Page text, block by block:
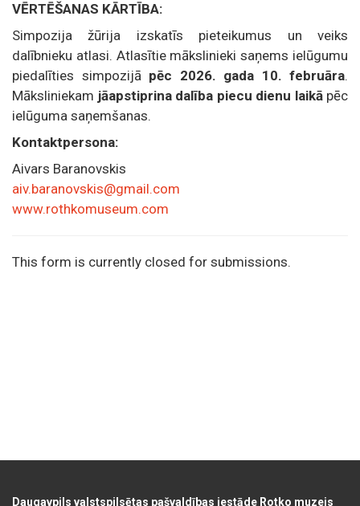
VĒRTĒŠANAS KĀRTĪBA:
Simpozija žūrija izskatīs pieteikumus un veiks
dalībnieku atlasi. Atlasītie mākslinieki saņems ielūgumu
piedalīties simpozijāpēc 2026. gada 10. februāra.
Māksliniekam jāapstiprina dalība piecu dienu laikāpēc
ielūguma saņemšanas.
Kontaktpersona:
Aivars Baranovskis
aiv.baranovskis@gmail.com
www.rothkomuseum.com
This form is currently closed for submissions.
Daugavpils valstspilsētas pašvaldības iestāde Rotko muzejs